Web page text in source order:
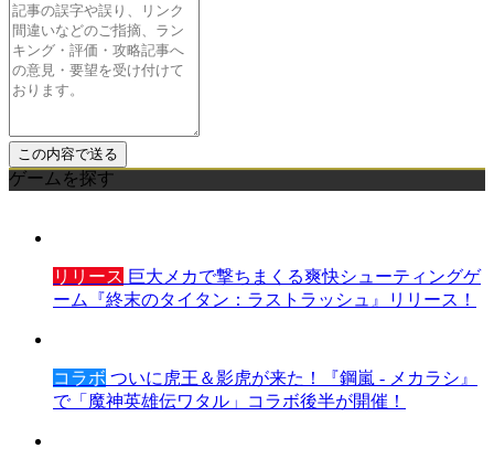
ゲームを探す
リリース 巨大メカで撃ちまくる爽快シューティングゲ
ーム『終末のタイタン：ラストラッシュ』リリース！
コラボ ついに虎王＆影虎が来た！『鋼嵐 - メカラシ』
で「魔神英雄伝ワタル」コラボ後半が開催！